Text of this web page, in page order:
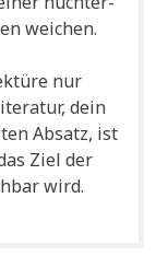
weichen.
nur
dein
Absatz, ist
Ziel der
wird.